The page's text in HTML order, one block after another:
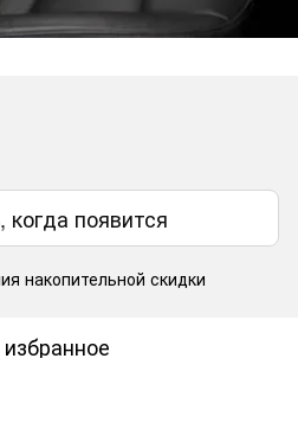
появится
накопительной скидки